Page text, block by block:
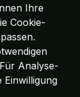
Ihre
Cookie-
Analyse-
Einwilligung